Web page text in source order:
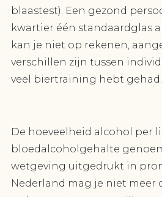
blaastest). Een gezond
kwartier één standaardglas
kan je niet op rekenen,
verschillen zijn tussen
veel biertraining hebt gehad.
De hoeveelheid alcohol per
bloedalcoholgehalte
wetgeving uitgedrukt in
Nederland mag je niet meer